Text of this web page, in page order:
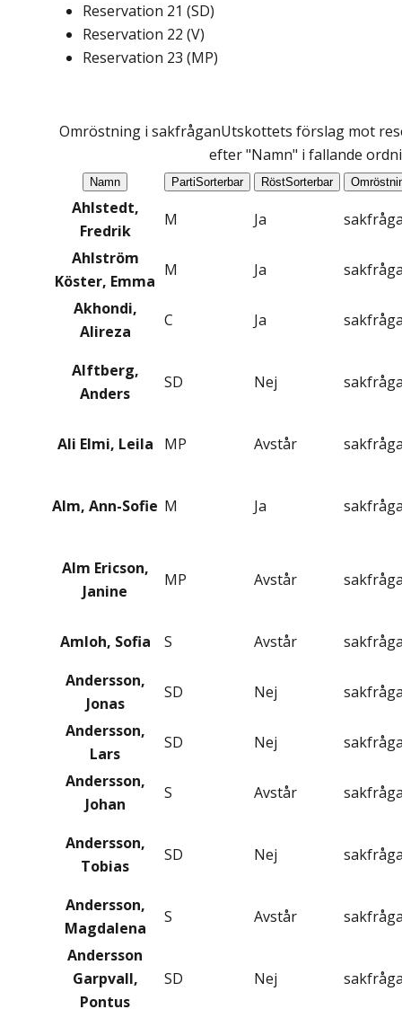
Reservation 21 (SD)
Reservation 22 (V)
Reservation 23 (MP)
Omröstning i sakfråganUtskottets förslag mot
efter "Namn" i fallande
Namn PartiSorterbar RöstSorterbar
Ahlstedt,
Fredrik
M Ja
Ahlström
Köster, Emma
M Ja
Akhondi,
Alireza
C Ja
Alftberg,
Anders
SD Nej
Ali Elmi, Leila MP Avstår
Alm, Ann-Sofie M Ja
Alm Ericson,
Janine
MP Avstår
Amloh, Sofia S Avstår
Andersson,
Jonas
SD Nej
Andersson,
Lars
SD Nej
Andersson,
Johan
S Avstår
Andersson,
Tobias
SD Nej
Andersson,
Magdalena
S Avstår
Andersson
Garpvall,
Pontus
SD Nej